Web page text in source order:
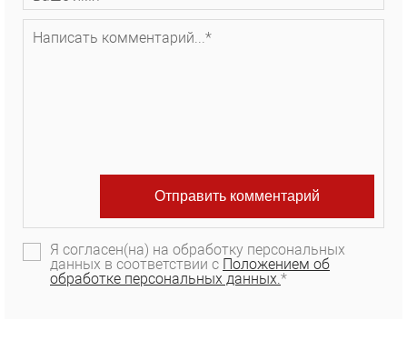
Я согласен(на) на обработку персональных
данных в соответствии с Положением об
обработке персональных данных.*